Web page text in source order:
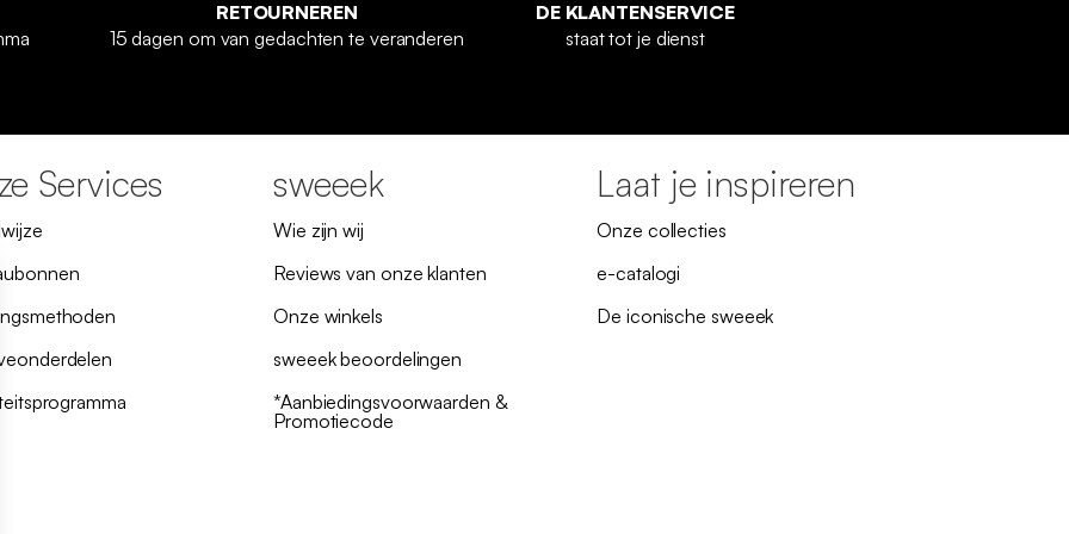
RETOURNEREN
15 dagen om van gedachten te veranderen
DE KLANTENSERVICE
staat tot je dienst
Services sweeek
Wie zijn wij
Reviews van onze klanten
Onze winkels
sweeek beoordelingen
*Aanbiedingsvoorwaarden &
Promotiecode
Laat je inspireren
Onze collecties
e-catalogi
De iconische sweeek